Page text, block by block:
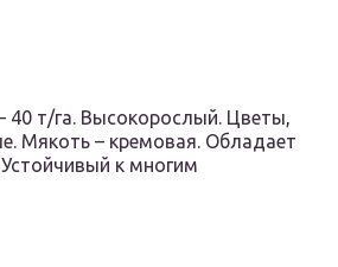
40 т/га. Высокорослый. Цветы,
Мякоть – кремовая. Обладает
к многим